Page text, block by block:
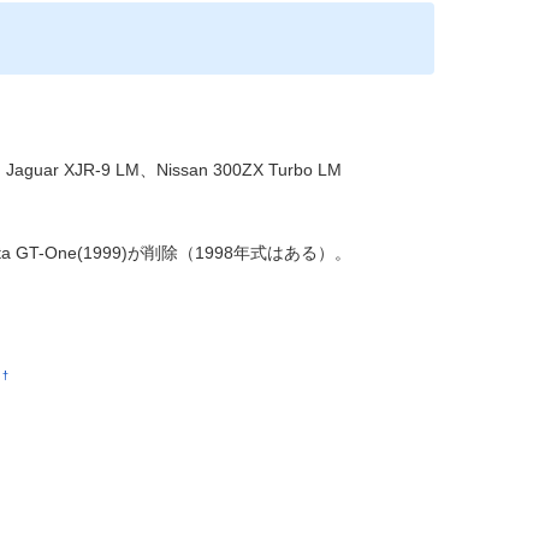
XJR-9 LM、Nissan 300ZX Turbo LM
One(1999)が削除（1998年式はある）。
†